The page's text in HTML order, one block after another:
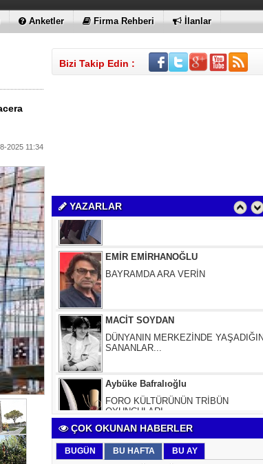
Anketler Firma Rehberi İlanlar
2025 11:34
Bizi Takip Edin :
YAZARLAR
BAYRAMDA ARA VERİN
DÜNYANIN MERKEZİNDE YAŞADIĞINI
SANANLAR...
OYUNCULARI
TURİZM VE EĞİTİM
ÇOK OKUNAN HABERLER
BUGÜN BU HAFTA BU AY